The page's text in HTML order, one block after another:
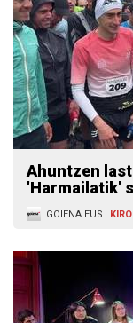
Ahuntzen
'Harmailatik'
GOIENA.EUS